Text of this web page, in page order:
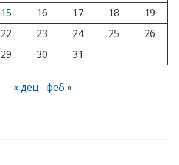
15 16 17 18
19
22 23 24 25
26
29 30 31
« дец феб »